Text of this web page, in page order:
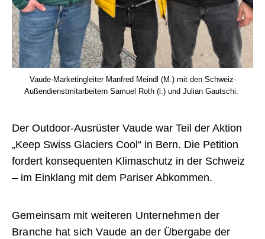
Vaude-Marketingleiter Manfred Meindl (M.) mit den Schweiz-
Außendienstmitarbeitern Samuel Roth (l.) und Julian Gautschi.
Der Outdoor-Ausrüster Vaude war Teil der Aktion
„Keep Swiss Glaciers Cool“ in Bern. Die Petition
fordert konsequenten Klimaschutz in der Schweiz
– im Einklang mit dem Pariser Abkommen.
Gemeinsam mit weiteren Unternehmen der
Branche hat sich Vaude an der Übergabe der